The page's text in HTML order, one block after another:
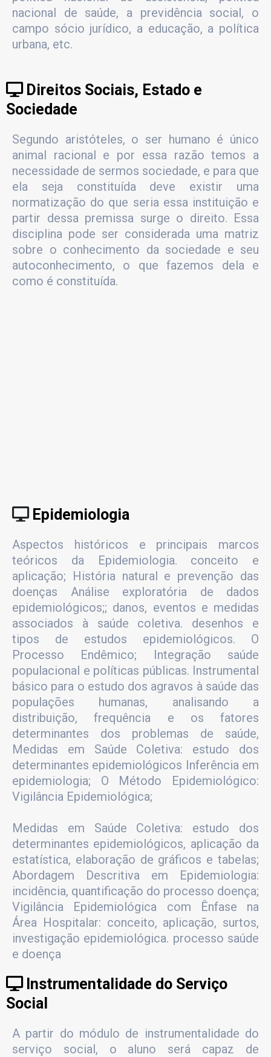
nacional de saúde, a previdência social, o
campo sócio jurídico, a educação, a política
urbana, etc.
Direitos Sociais, Estado e
Sociedade
Segundo aristóteles, o ser humano é único
animal racional e por essa razão temos a
necessidade de sermos sociedade, e para que
ela seja constituída deve existir uma
normatização do que seria essa instituição e
partir dessa premissa surge o direito. Essa
disciplina pode ser considerada uma matriz
sobre o conhecimento da sociedade e seu
autoconhecimento, o que fazemos dela e
como é constituída.
Epidemiologia
Aspectos históricos e principais marcos
teóricos da Epidemiologia. conceito e
aplicação; História natural e prevenção das
doenças Análise exploratória de dados
epidemiológicos;; danos, eventos e medidas
associados à saúde coletiva. desenhos e
tipos de estudos epidemiológicos. O
Processo Endêmico; Integração saúde
populacional e políticas públicas. Instrumental
básico para o estudo dos agravos à saúde das
populações humanas, analisando a
distribuição, frequência e os fatores
determinantes dos problemas de saúde,
Medidas em Saúde Coletiva: estudo dos
determinantes epidemiológicos Inferência em
epidemiologia; O Método Epidemiológico:
Vigilância Epidemiológica;
Medidas em Saúde Coletiva: estudo dos
determinantes epidemiológicos, aplicação da
estatística, elaboração de gráficos e tabelas;
Abordagem Descritiva em Epidemiologia:
incidência, quantificação do processo doença;
Vigilância Epidemiológica com Ênfase na
Área Hospitalar: conceito, aplicação, surtos,
investigação epidemiológica. processo saúde
e doença
Instrumentalidade do Serviço
Social
A partir do módulo de instrumentalidade do
serviço social, o aluno será capaz de